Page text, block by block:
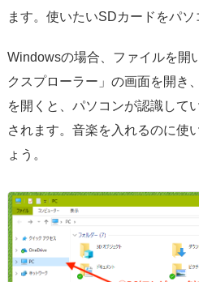
ます。使いたいSDカードをパソ
Windowsの場合、ファイルを開
クスプローラー」の画面を開き
を開くと、パソコンが認識して
されます。音楽を入れるのに使
ょう。